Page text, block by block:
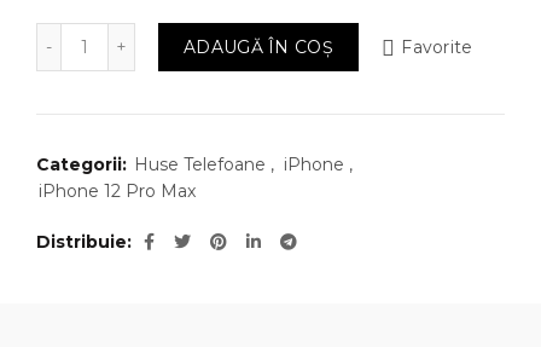
Cantitate Husa iPhone 12 Pro Max MagSafe
ADAUGĂ ÎN COȘ Favorite
Categorii: Huse Telefoane , iPhone ,
iPhone 12 Pro Max
Distribuie